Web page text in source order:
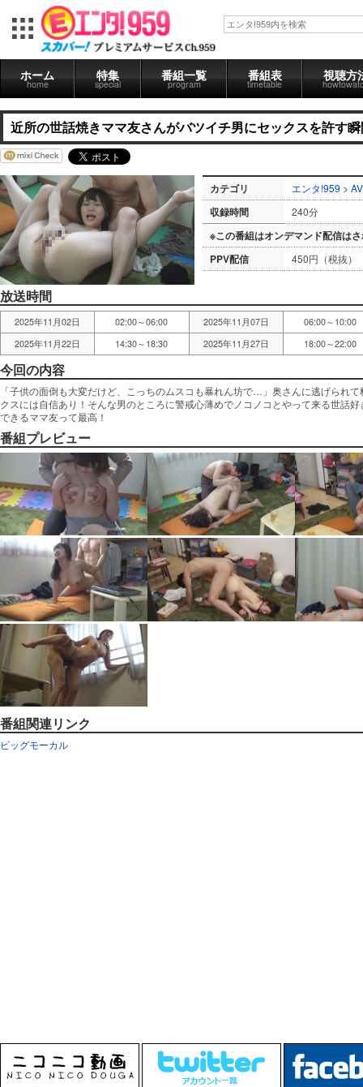
ホーム
home
特集
special
番組一覧
program
番組表
timetable
視聴方
近所の世話焼きママ友さんがバツイチ男にセックスを許す
カテゴリ エンタ!959 > AV
収録時間 240分
※この番組はオンデマンド配信は
PPV配信
450円（税抜）
放送時間
2025年11月02日 02:00～06:00 2025年11月07日
06:00～10:00
2025年11月22日
14:30～18:30 2025年11月27日 18:00～22:00
今回の内容
「子供の面倒も大変だけど、こっちのムスコも暴れん坊で…」奥さんに逃げられ
クスには自信あり！そんな男のところに警戒心薄めでノコノコとやって来る世話
できるママ友って最高！
番組プレビュー
番組関連リンク
ビッグモーカル